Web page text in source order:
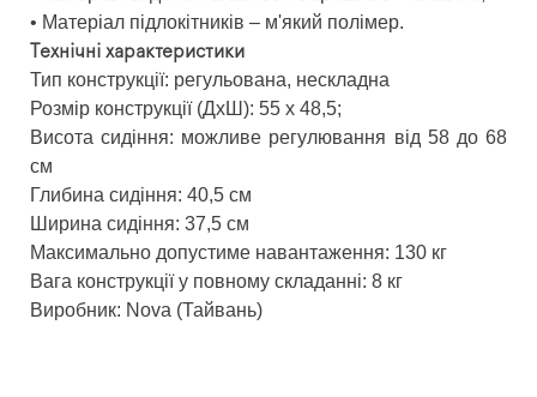
• Матеріал підлокітників – м'який полімер.
Технічні характеристики
Тип конструкції: регульована, нескладна
Розмір конструкції (ДхШ): 55 х 48,5;
Висота сидіння: можливе регулювання від 58 до 68
см
Глибина сидіння: 40,5 см
Ширина сидіння: 37,5 см
Максимально допустиме навантаження: 130 кг
Вага конструкції у повному складанні: 8 кг
Виробник: Nova (Тайвань)